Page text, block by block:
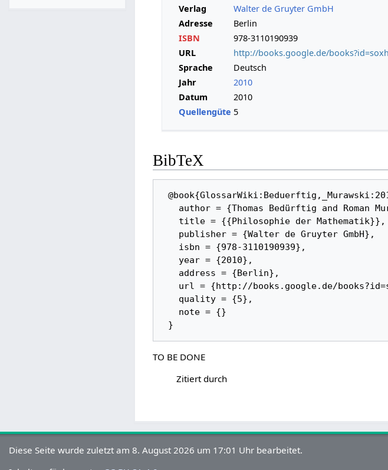
Verlag
Walter de Gruyter GmbH
Adresse
Berlin
ISBN
978-3110190939
URL
http://books.google.de/
Sprache
Deutsch
Jahr
2010
Datum
2010
Quellengüte 5
BibTeX
TO BE DONE
Zitiert durch
Diese Seite wurde zuletzt am 8. August 2026 um 17:01 Uhr bearbeitet.